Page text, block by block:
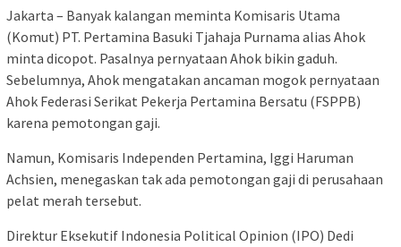
Jakarta – Banyak kalangan meminta Komisaris Utama
(Komut) PT. Pertamina Basuki Tjahaja Purnama alias Ahok
minta dicopot. Pasalnya pernyataan Ahok bikin gaduh.
Sebelumnya, Ahok mengatakan ancaman mogok pernyataan
Ahok Federasi Serikat Pekerja Pertamina Bersatu (FSPPB)
karena pemotongan gaji.
Namun, Komisaris Independen Pertamina, Iggi Haruman
Achsien, menegaskan tak ada pemotongan gaji di perusahaan
pelat merah tersebut.
Direktur Eksekutif Indonesia Political Opinion (IPO) Dedi